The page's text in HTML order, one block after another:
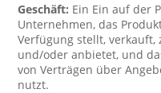
Geschäft: Ein Ein auf der
Unternehmen, das
Verfügung stellt,
und/oder anbietet, und
von Verträgen über
nutzt.